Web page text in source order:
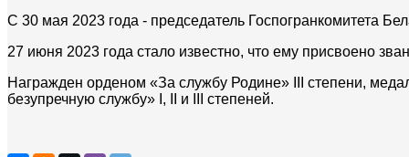
С 30 мая 2023 года - председатель Госпогранкомитета
27 июня 2023 года стало известно, что ему присвоено
Награжден орденом «За службу Родине» III степени,
безупречную службу» I, II и III степеней.